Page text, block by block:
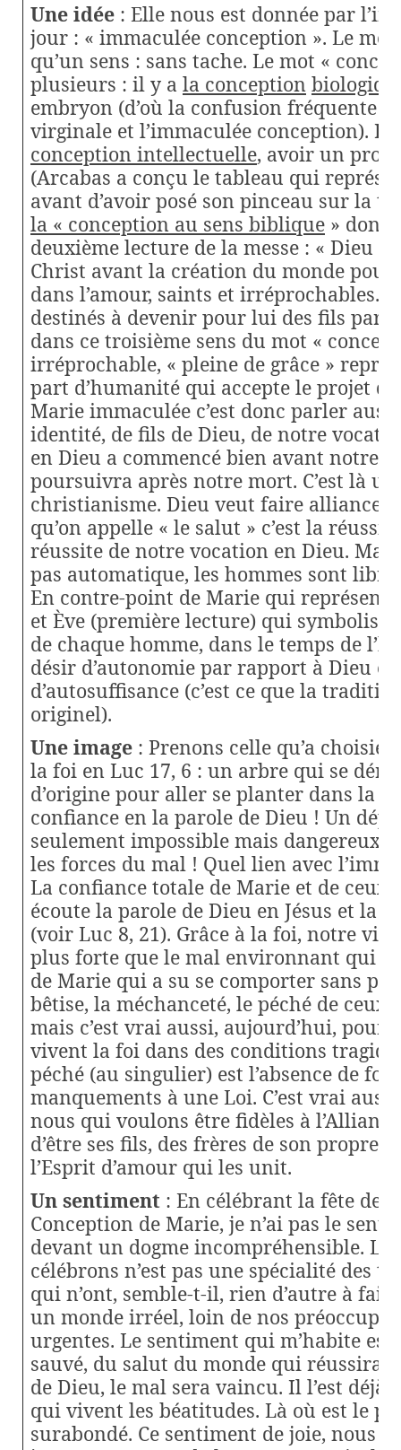
Une idée : Elle nous est donnée par
jour : « immaculée conception ». Le mot
qu’un sens : sans tache. Le mot «
plusieurs : il y a la conception
embryon (d’où la confusion fréquente
virginale et l’immaculée conception). Il
conception intellectuelle, avoir un
(Arcabas a conçu le tableau qui
avant d’avoir posé son pinceau sur la
la « conception au sens biblique » dont
deuxième lecture de la messe : « Dieu
Christ avant la création du monde pour
dans l’amour, saints et irréprochables. Il
destinés à devenir pour lui des fils par
dans ce troisième sens du mot «
irréprochable, « pleine de grâce »
part d’humanité qui accepte le projet
Marie immaculée c’est donc parler
identité, de fils de Dieu, de notre
en Dieu a commencé bien avant notre
poursuivra après notre mort. C’est là
christianisme. Dieu veut faire alliance
qu’on appelle « le salut » c’est la
réussite de notre vocation en Dieu.
pas automatique, les hommes sont
En contre-point de Marie qui représente
et Ève (première lecture) qui
de chaque homme, dans le temps de
désir d’autonomie par rapport à Dieu et
d’autosuffisance (c’est ce que la
originel).
Une image : Prenons celle qu’a choisie
la foi en Luc 17, 6 : un arbre qui se
d’origine pour aller se planter dans la
confiance en la parole de Dieu ! Un
seulement impossible mais dangereux
les forces du mal ! Quel lien avec
La confiance totale de Marie et de ceux
écoute la parole de Dieu en Jésus et la
(voir Luc 8, 21). Grâce à la foi, notre
plus forte que le mal environnant qui la
de Marie qui a su se comporter sans
bêtise, la méchanceté, le péché de
mais c’est vrai aussi, aujourd’hui, pour
vivent la foi dans des conditions
péché (au singulier) est l’absence de foi,
manquements à une Loi. C’est vrai
nous qui voulons être fidèles à
d’être ses fils, des frères de son propre
l’Esprit d’amour qui les unit.
Un sentiment : En célébrant la fête de
Conception de Marie, je n’ai pas le
devant un dogme incompréhensible. La
célébrons n’est pas une spécialité des
qui n’ont, semble-t-il, rien d’autre à
un monde irréel, loin de nos
urgentes. Le sentiment qui m’habite est
sauvé, du salut du monde qui réussira
de Dieu, le mal sera vaincu. Il l’est déjà,
qui vivent les béatitudes. Là où est le
surabondé. Ce sentiment de joie, nous